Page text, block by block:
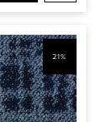
21%